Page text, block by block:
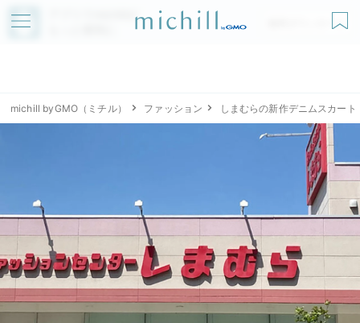
アプリでmichillが
無料ダウンロード
michill byGMO（ミチル） ファッション しまむらの新作デニムスカート